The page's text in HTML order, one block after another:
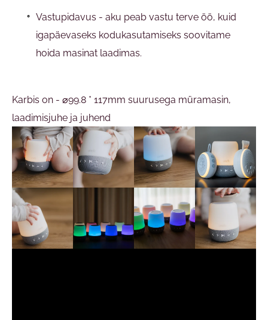
Vastupidavus - aku peab vastu terve öö, kuid
igapäevaseks kodukasutamiseks soovitame
hoida masinat laadimas.
Karbis on - ⌀99.8 * 117mm suurusega müramasin,
laadimisjuhe ja juhend